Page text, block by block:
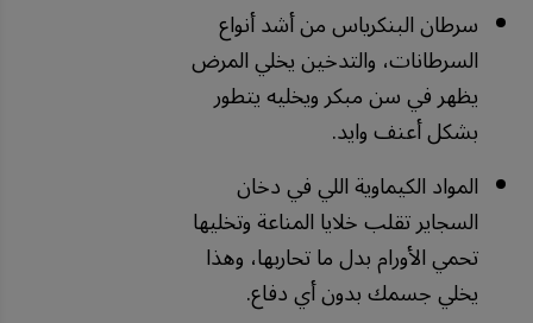
سرطان البنكرياس من أشد أنواع
السرطانات، والتدخين يخلي المرض
يظهر في سن مبكر ويخليه يتطور
بشكل أعنف وايد.
المواد الكيماوية اللي في دخان
السجاير تقلب خلايا المناعة وتخليها
تحمي الأورام بدل ما تحاربها، وهذا
يخلي جسمك بدون أي دفاع.